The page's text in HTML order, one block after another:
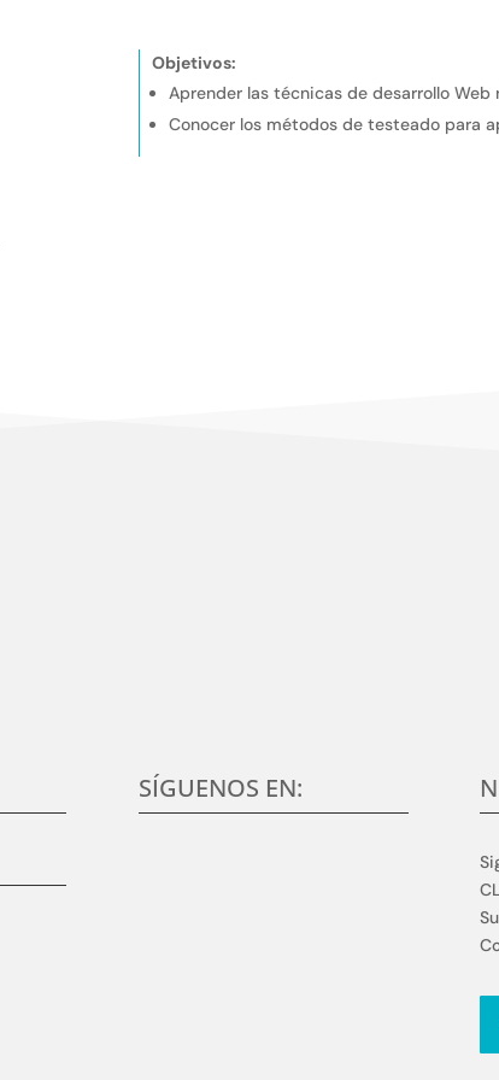
Objetivos:
Aprender las técnicas de desarrollo Web
Conocer los métodos de testeado para
SÍGUENOS EN: